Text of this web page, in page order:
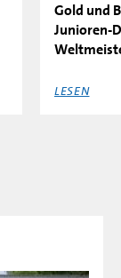
Gold und
Junioren-
LESEN